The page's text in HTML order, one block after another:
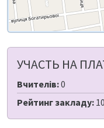
УЧАСТЬ НА
Вчителів:0
Рейтинг закладу: